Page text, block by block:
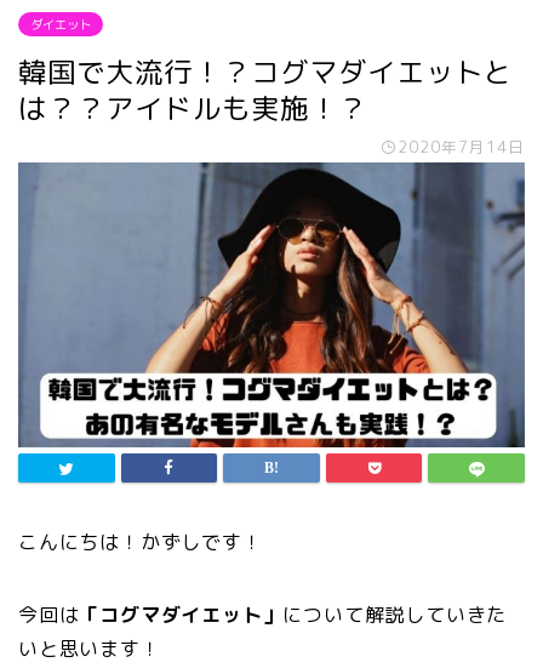
ダイエット
韓国で大流行！？コグマダイエットと
は？？アイドルも実施！？
2020年7月14日
こんにちは！かずしです！
今回は 「コグマダイエット」 について解説していきた
いと思います！